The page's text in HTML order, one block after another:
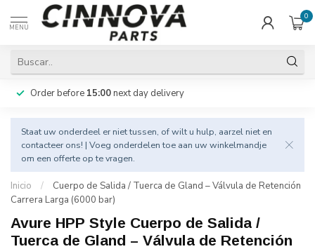
MENÚ
0
Order before 15:00next day delivery
Staat uw onderdeel er niet tussen, of wilt u hulp, aarzel niet en
contacteer ons! | Voeg onderdelen toe aan uw winkelmandje
om een offerte op te vragen.
Inicio /
Cuerpo de Salida / Tuerca de Gland – Válvula de Retención
Carrera Larga (6000 bar)
Avure HPP Style Cuerpo de Salida /
Tuerca de Gland – Válvula de Retención